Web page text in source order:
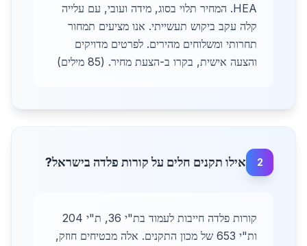
HEA. המחיר תלוי בסוג, מידה ועובי, עם עלייה
קלה עקב ביקוש תעשייתי. אנו מציעים תמחור
תחרותי ומשלוחים מהירים. לפרטים מדויקים
והצעה אישית, בקרו ב-הצעת מחיר. (85 מילים)
2 אילו תקנים חלים על קורות פלדה בישראל?
קורות פלדה חייבות לעמוד בת"י 36, ת"י 204
ות"י 653 של מכון התקנים. אלה מבטיחים חוזק,